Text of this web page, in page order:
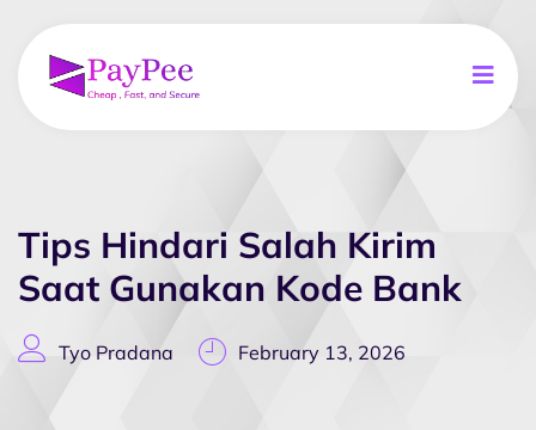
Tips Hindari Salah Kirim
Saat Gunakan Kode Bank
Tyo Pradana February 13, 2026